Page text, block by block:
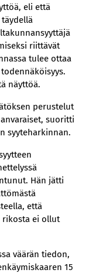
eli että
riittävät
tulee ottaa
näyttöä.
perustelut
suoritti
syyteharkinnan.
Hän jätti
että
rikosta ei ollut
väärän tiedon,
15